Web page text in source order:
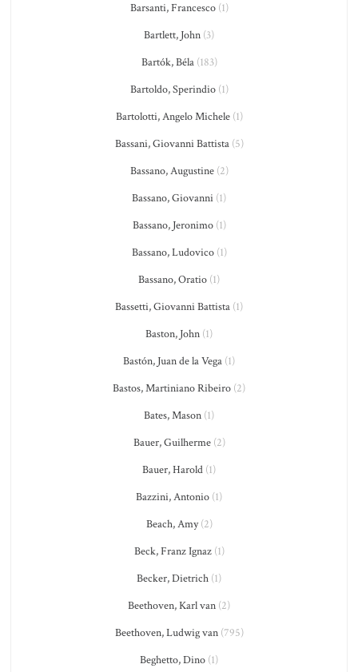
Barsanti, Francesco(1)
Bartlett, John (3)
Bartók, Béla(183)
Bartoldo, Sperindio(1)
Bartolotti, Angelo Michele(1)
Bassani, Giovanni Battista(5)
Bassano, Augustine(2)
Bassano, Giovanni (1)
Bassano, Jeronimo(1)
Bassano, Ludovico(1)
Bassano, Oratio (1)
Bassetti, Giovanni Battista (1)
Baston, John (1)
Bastón, Juan de la Vega (1)
Bastos, Martiniano Ribeiro (2)
Bates, Mason (1)
Bauer, Guilherme(2)
Bauer, Harold (1)
Bazzini, Antonio (1)
Beach, Amy(2)
Beck, Franz Ignaz(1)
Becker, Dietrich (1)
Beethoven, Karl van (2)
Beethoven, Ludwig van(795)
Beghetto, Dino (1)